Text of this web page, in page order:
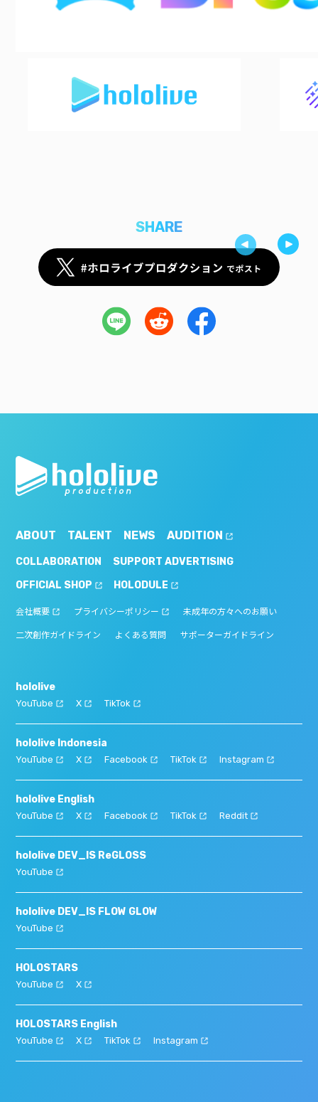
SHARE
ABOUT TALENT NEWS AUDITION
COLLABORATION
SUPPORT ADVERTISING
OFFICIAL SHOP
HOLODULE
会社概要 プライバシーポリシー 未成年の方々へのお願い
二次創作ガイドライン よくある質問 サポーターガイドライン
hololive
YouTube X TikTok
hololive Indonesia
YouTube X Facebook TikTok Instagram
hololive English
YouTube X Facebook TikTok Reddit
hololive DEV_IS ReGLOSS
YouTube
hololive DEV_IS FLOW GLOW
YouTube
HOLOSTARS
YouTube X
HOLOSTARS English
YouTube X TikTok Instagram